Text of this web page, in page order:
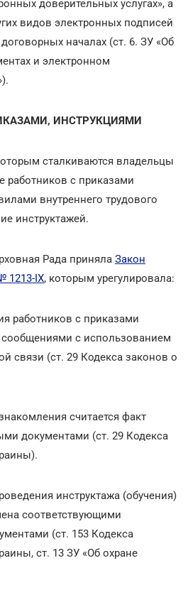
доверительных услугах», а
видов электронных подписей
началах (ст. 6. ЗУ «Об
и электронном
ИНСТРУКЦИЯМИ
сталкиваются владельцы
работников с приказами
внутреннего трудового
инструктажей.
Рада приняла Закон
1213-IX, которым урегулировала:
работников с приказами
с использованием
связи (ст. 29 Кодекса законов о
считается факт
документами (ст. 29 Кодекса
инструктажа (обучения)
соответствующими
(ст. 153 Кодекса
ст. 13 ЗУ «Об охране